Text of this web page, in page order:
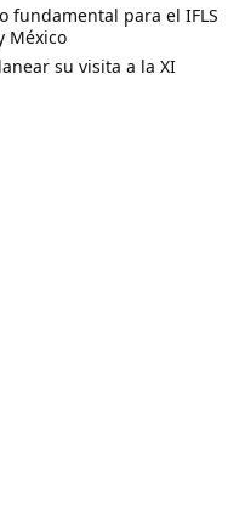
fundamental para el IFLS
México
su visita a la XI